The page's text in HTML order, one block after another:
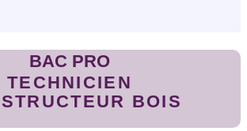
BAC PRO
TECHNICIEN
BOIS